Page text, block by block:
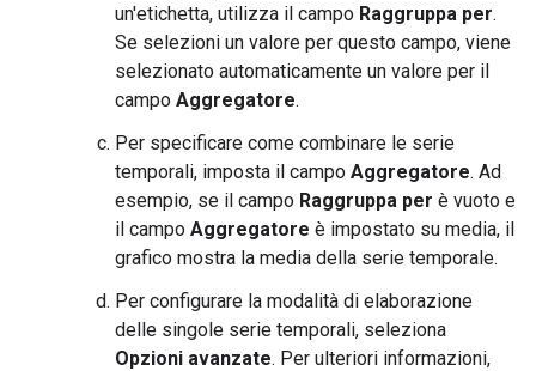
un'etichetta, utilizza il campo Raggruppa per.
Se selezioni un valore per questo campo, viene
selezionato automaticamente un valore per il
campo Aggregatore.
Per specificare come combinare le serie
temporali, imposta il campo Aggregatore. Ad
esempio, se il campo Raggruppa per è vuoto e
il campo Aggregatore è impostato su media, il
grafico mostra la media della serie temporale.
Per configurare la modalità di elaborazione
delle singole serie temporali, seleziona
Opzioni avanzate. Per ulteriori informazioni,